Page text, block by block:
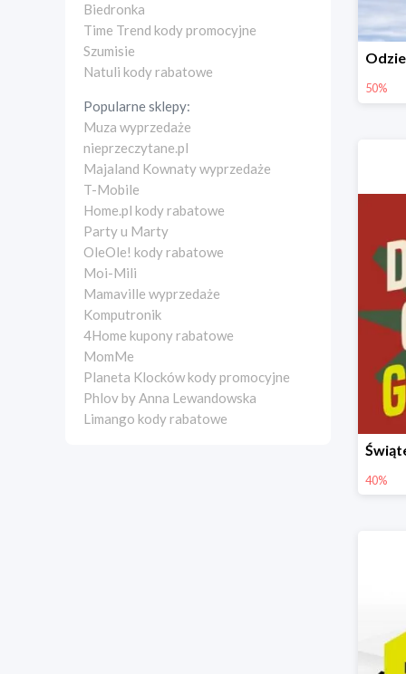
Biedronka
Time Trend kody promocyjne
Szumisie
Natuli kody rabatowe
Popularne sklepy:
Muza wyprzedaże
nieprzeczytane.pl
Majaland Kownaty wyprzedaże
T-Mobile
Home.pl kody rabatowe
Party u Marty
OleOle! kody rabatowe
Moi-Mili
Mamaville wyprzedaże
Komputronik
4Home kupony rabatowe
MomMe
Planeta Klocków kody promocyjne
Phlov by Anna Lewandowska
Limango kody rabatowe
50%
40%